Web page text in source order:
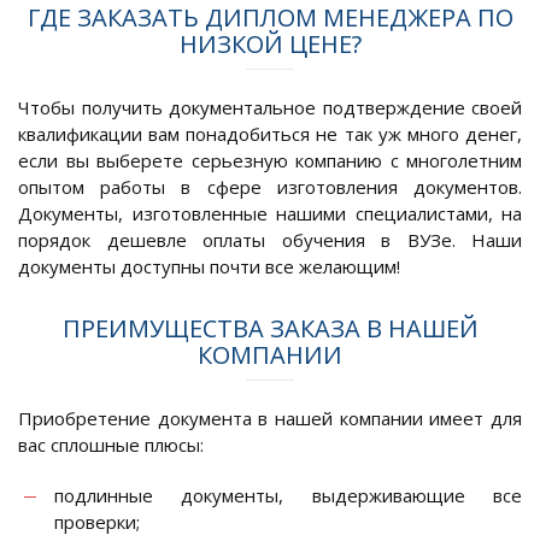
ГДЕ ЗАКАЗАТЬ ДИПЛОМ МЕНЕДЖЕРА ПО
НИЗКОЙ ЦЕНЕ?
Чтобы получить документальное подтверждение своей
квалификации вам понадобиться не так уж много денег,
если вы выберете серьезную компанию с многолетним
опытом работы в сфере изготовления документов.
Документы, изготовленные нашими специалистами, на
порядок дешевле оплаты обучения в ВУЗе. Наши
документы доступны почти все желающим!
ПРЕИМУЩЕСТВА ЗАКАЗА В НАШЕЙ
КОМПАНИИ
Приобретение документа в нашей компании имеет для
вас сплошные плюсы:
подлинные документы, выдерживающие все
проверки;